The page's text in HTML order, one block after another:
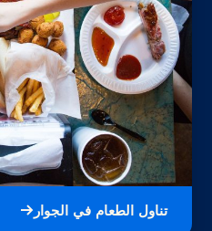
تناول الطعام في الجوار